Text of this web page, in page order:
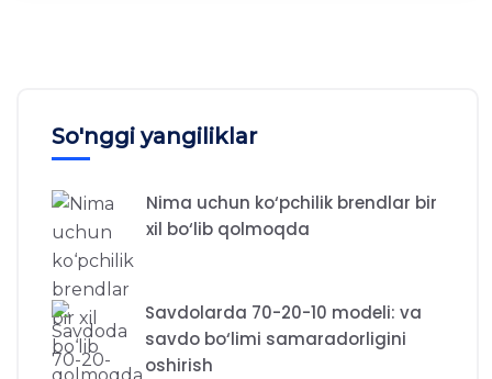
So'nggi yangiliklar
Nima uchun ko‘pchilik brendlar bir
xil bo‘lib qolmoqda
Savdolarda 70-20-10 modeli: va
savdo bo‘limi samaradorligini
oshirish